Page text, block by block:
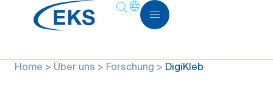
Home > Über uns > Forschung > DigiKleb